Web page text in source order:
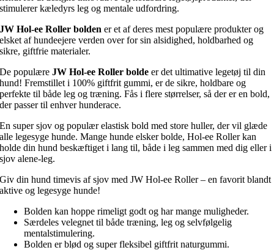
stimulerer kæledyrs leg og mentale udfordring.
JW Hol-ee Roller bolden er et af deres mest populære produkter og
elsket af hundeejere verden over for sin alsidighed, holdbarhed og
sikre, giftfrie materialer.
De populæreJW Hol-ee Roller bolde er det ultimative legetøj til din
hund! Fremstillet i 100% giftfrit gummi, er de sikre, holdbare og
perfekte til både leg og træning. Fås i flere størrelser, så der er en bold,
der passer til enhver hunderace.
En super sjov og populær elastisk bold med store huller, der vil glæde
alle legesyge hunde. Mange hunde elsker bolde, Hol-ee Roller kan
holde din hund beskæftiget i lang til, både i leg sammen med dig eller i
sjov alene-leg.
Giv din hund timevis af sjov med JW Hol-ee Roller – en favorit blandt
aktive og legesyge hunde!
Bolden kan hoppe rimeligt godt og har mange muligheder.
Særdeles velegnet til både træning, leg og selvfølgelig
mentalstimulering.
Bolden er blød og super fleksibel giftfrit naturgummi.